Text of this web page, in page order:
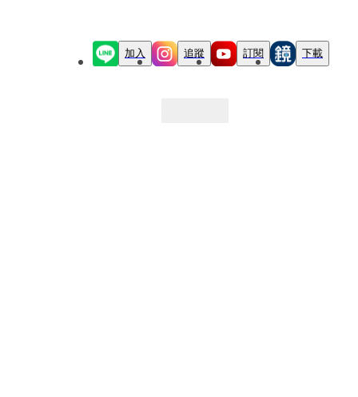
加入 追蹤 訂閱 下載